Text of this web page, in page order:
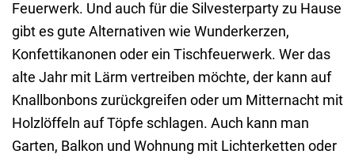
Feuerwerk. Und auch für die Silvesterparty zu Hause
gibt es gute Alternativen wie Wunderkerzen,
Konfettikanonen oder ein Tischfeuerwerk. Wer das
alte Jahr mit Lärm vertreiben möchte, der kann auf
Knallbonbons zurückgreifen oder um Mitternacht mit
Holzlöffeln auf Töpfe schlagen. Auch kann man
Garten, Balkon und Wohnung mit Lichterketten oder